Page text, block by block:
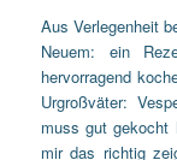
Aus Verlegenheit
Neuem: ein
hervorragend
Urgroßväter:
muss gut gekocht
mir das richtig